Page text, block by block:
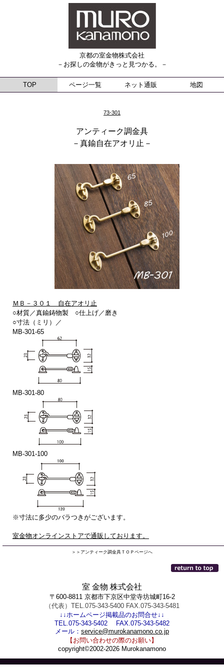
京都の室金物株式会社
－お探しの金物がきっと見つかる。－
TOP ページ一覧 ネット通販 地図
73-301
アンティーク調金具
－真鍮自在アオリ止－
ＭＢ－３０１ 自在アオリ止
○材質／真鍮鋳物製 ○仕上げ／磨き
○寸法（ミリ）／
MB-301-65
MB-301-80
MB-301-100
※寸法に多少のバラつきがございます。
室金物オンラインストアで通販しております。
＞＞アンティーク調金具ＴＯＰページへ
室 金物 株式会社
〒600-8811 京都市下京区中堂寺坊城町16-2
（代表）TEL.075-343-5400 FAX.075-343-5481
↓↓ホームページ掲載品のお問合せ↓↓
TEL.075-343-5402 FAX.075-343-5482
メール： service@murokanamono.co.jp
【お問い合わせの際のお願い】
copyright©2002-2026 Murokanamono